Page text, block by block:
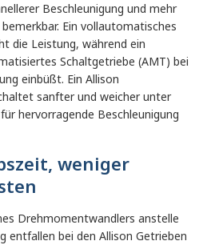
Beschleunigung und mehr
Ein vollautomatisches
die Leistung, während ein
Schaltgetriebe (AMT) bei
einbüßt. Ein Allison
sanfter und weicher unter
hervorragende Beschleunigung
weniger
Drehmomentwandlers anstelle
entfallen bei den Allison Getrieben